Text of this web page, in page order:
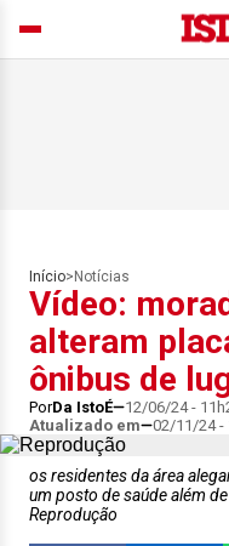
Início> Notícias
Vídeo:
alteram
ônibus de
PorDa IstoÉ 12/06/24 -
Atualizado em
02/11/24 -
os residentes da área
um posto de saúde além
Reprodução